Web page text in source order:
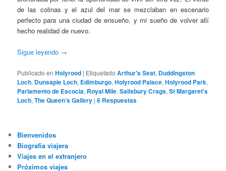
de las colinas y el azul del mar se mezclaban en escenario
perfecto para una ciudad de ensueño, y mi sueño de volver allí
hecho realidad de nuevo.
Sigue leyendo →
Publicado en Holyrood | Etiquetado Arthur's Seat, Duddingston
Loch, Dunsapie Loch, Edimburgo,Holyrood Palace,Holyrood Park,
Parlamento de Escocia, Royal Mile,Salisbury Crags,St Margaret's
Loch,The Queen's Gallery |6 Respuestas
Bienvenidos
Biografía viajera
Viajes en el extranjero
Próximos viajes